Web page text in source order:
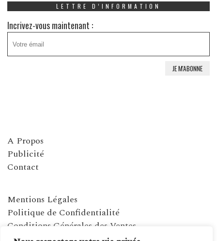
LETTRE D’INFORMATION
Incrivez-vous maintenant :
A Propos
Publicité
Contact
Mentions Légales
Politique de Confidentialité
Conditions Générales des Ventes